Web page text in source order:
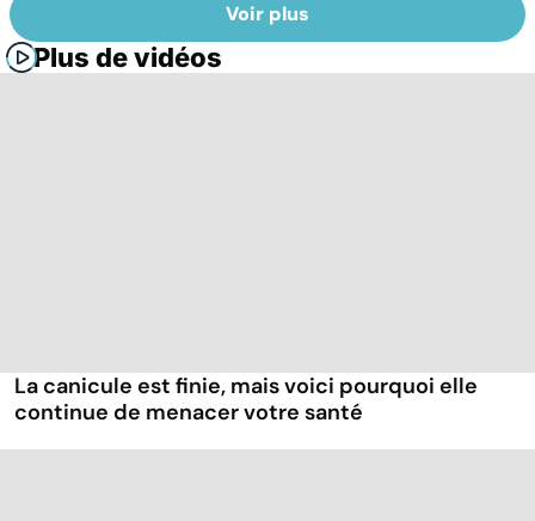
Voir plus
Plus de vidéos
La canicule est finie, mais voici pourquoi elle
continue de menacer votre santé